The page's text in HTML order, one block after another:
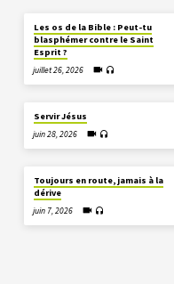
Les os de la Bible : Peut-tu
blasphémer contre le Saint
Esprit ?
juillet 26, 2026
Servir Jésus
juin 28, 2026
Toujours en route, jamais à la
dérive
juin 7, 2026